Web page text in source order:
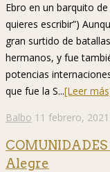
Ebro en un barquito
quieres escribir”)
gran surtido de
hermanos, y fue
potencias
que fue la S...[Leer
Balbo 11 febrero, 2021
Alegre